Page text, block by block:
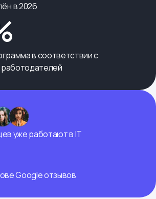
в 2026
в соответствии с
уже работают в IT
Google отзывов